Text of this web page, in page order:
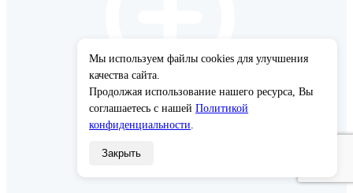
Мы используем файлы cookies для улучшения
качества сайта.
Продолжая использование нашего ресурса, Вы
соглашаетесь с нашей Политикой
конфиденциальности.
Закрыть